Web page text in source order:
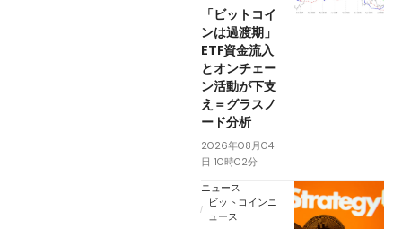
「ビットコイ
ンは過渡期」
ETF資金流入
とオンチェー
ン活動が下支
え＝グラスノ
ード分析
2026年08月04
日 10時02分
ニュース
ビットコインニ
ュース